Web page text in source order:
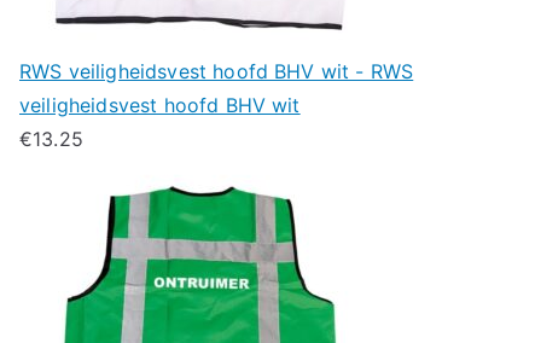
RWS veiligheidsvest hoofd BHV wit - RWS
veiligheidsvest hoofd BHV wit
€13.25